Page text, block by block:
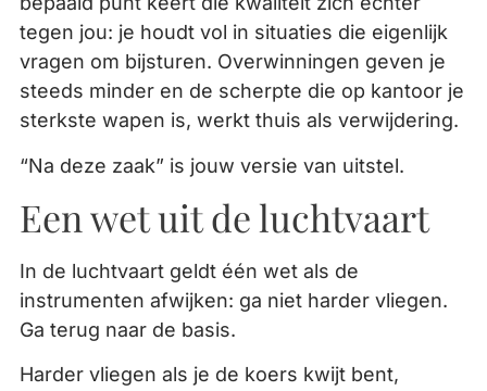
tegen jou: je houdt vol in situaties die eigenlijk
vragen om bijsturen. Overwinningen geven je
steeds minder en de scherpte die op kantoor je
sterkste wapen is, werkt thuis als verwijdering.
“Na deze zaak” is jouw versie van uitstel.
Een wet uit de luchtvaart
In de luchtvaart geldt één wet als de
instrumenten afwijken: ga niet harder vliegen.
Ga terug naar de basis.
Harder vliegen als je de koers kwijt bent,